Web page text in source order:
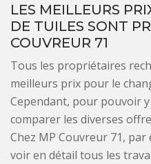
LES MEILLEURS
DE TUILES SONT
COUVREUR 71
Tous les propriétaires
meilleurs prix pour le
Cependant, pour pouvoir
comparer les diverses
Chez MP Couvreur 71,
voir en détail tous les